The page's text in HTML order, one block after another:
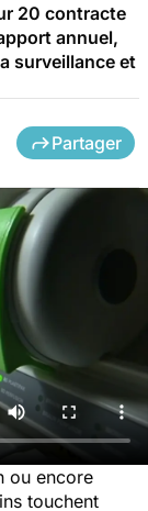
20 contracte
annuel,
surveillance et
Partager
ou encore
touchent